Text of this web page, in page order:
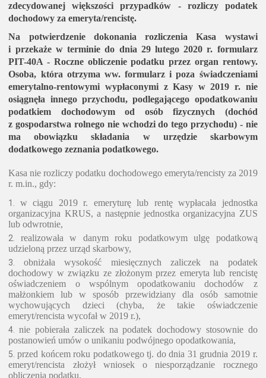
zdecydowanej większości przypadków - rozliczy podatek
dochodowy za emeryta/rencistę.
Na potwierdzenie dokonania rozliczenia Kasa wystawi
i przekaże w terminie do dnia 29 lutego 2020 r. formularz
PIT-40A - Roczne obliczenie podatku przez organ rentowy.
Osoba, która otrzyma ww. formularz i poza świadczeniami
emerytalno-rentowymi wypłaconymi z Kasy w 2019 r. nie
osiągnęła innego przychodu, podlegającego opodatkowaniu
podatkiem dochodowym od osób fizycznych (dochód
z gospodarstwa rolnego nie wchodzi do tego przychodu) - nie
ma obowiązku składania w urzędzie skarbowym
dodatkowego zeznania podatkowego.
Kasa nie rozliczy podatku dochodowego emeryta/rencisty za 2019
r. m.in., gdy:
w ciągu 2019 r. emeryturę lub rentę wypłacała jednostka
organizacyjna KRUS, a następnie jednostka organizacyjna ZUS
lub odwrotnie,
realizowała w danym roku podatkowym ulgę podatkową
udzieloną przez urząd skarbowy,
obniżała wysokość miesięcznych zaliczek na podatek
dochodowy w związku ze złożonym przez emeryta lub rencistę
oświadczeniem o wspólnym opodatkowaniu dochodów z
małżonkiem lub w sposób przewidziany dla osób samotnie
wychowujących dzieci (chyba, że takie oświadczenie
emeryt/rencista wycofał w 2019 r.),
nie pobierała zaliczek na podatek dochodowy stosownie do
postanowień umów o unikaniu podwójnego opodatkowania,
przed końcem roku podatkowego tj. do dnia 31 grudnia 2019 r.
emeryt/rencista złożył wniosek o niesporządzanie rocznego
obliczenia podatku,